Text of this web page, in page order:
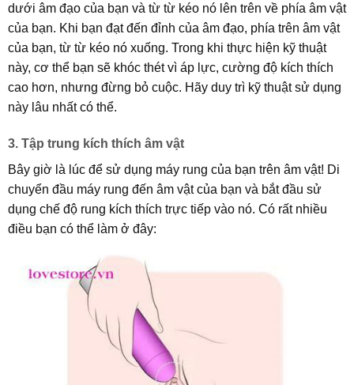
dưới âm đạo của bạn và từ từ kéo nó lên trên về phía âm vật
của bạn. Khi bạn đạt đến đỉnh của âm đạo, phía trên âm vật
của bạn, từ từ kéo nó xuống. Trong khi thực hiện kỹ thuật
này, cơ thể bạn sẽ khóc thét vì áp lực, cường độ kích thích
cao hơn, nhưng đừng bỏ cuộc. Hãy duy trì kỹ thuật sử dụng
này lâu nhất có thể.
3. Tập trung kích thích âm vật
Bây giờ là lúc để sử dụng máy rung của bạn trên âm vật! Di
chuyển đầu máy rung đến âm vật của bạn và bắt đầu sử
dụng chế độ rung kích thích trực tiếp vào nó. Có rất nhiều
điều bạn có thể làm ở đây: